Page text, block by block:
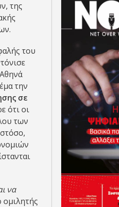
της
του
την
σε
ότι οι
των
να
ομιλητής